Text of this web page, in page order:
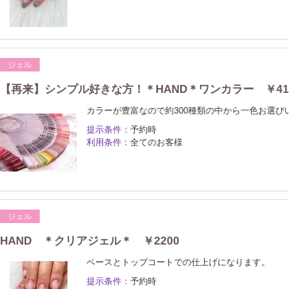
ジェル
【再来】シンプル好きな方！＊HAND＊ワンカラー ￥
カラーが豊富なので約300種類の中から一色お選び
提示条件： 予約時
利用条件： 全てのお客様
ジェル
HAND ＊クリアジェル＊ ￥2200
ベースとトップコートでの仕上げになります。
提示条件： 予約時